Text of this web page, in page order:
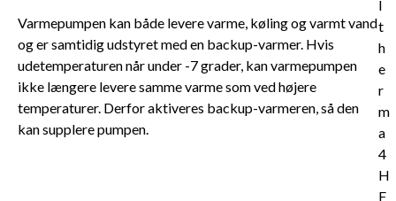
Varmepumpen kan både levere varme, køling og varmt vand
og er samtidig udstyret med en backup-varmer. Hvis
udetemperaturen når under -7 grader, kan varmepumpen
ikke længere levere samme varme som ved højere
temperaturer. Derfor aktiveres backup-varmeren, så den
kan supplere pumpen.